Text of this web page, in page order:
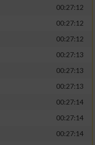
00:27:12
00:27:12
00:27:12
00:27:13
00:27:13
00:27:13
00:27:14
00:27:14
00:27:14